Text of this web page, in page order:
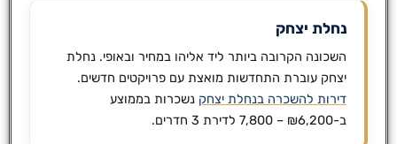
נחלת יצחק
השכונה הקרובה ביותר ליד אליהו במחיר ובאופי. נחלת
יצחק עוברת התחדשות מואצת עם פרויקטים חדשים.
דירות להשכרה בנחלת יצחקנשכרות בממוצע